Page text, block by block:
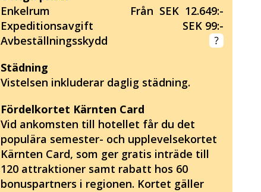
Enkelrum
Från SEK 12.649:-
Expeditionsavgift
SEK 99:-
Avbeställningsskydd
Städning
Vistelsen inkluderar daglig städning.
Fördelkortet Kärnten Card
Vid ankomsten till hotellet får du det
populära semester- och upplevelsekortet
Kärnten Card, som ger gratis inträde till
120 attraktioner samt rabatt hos 60
bonuspartners i regionen. Kortet gäller